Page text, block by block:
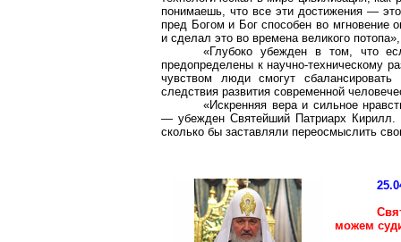
понимаешь, что все эти достижения —
пред Богом и Бог способен во мгновение
и сделал это во времена великого
«Глубоко убежден в том, что
предопределены к научно-техническому
чувством люди смогут
следствия развития современной
«Искренняя вера и сильное
— убежден Святейший Патриарх Кирилл.
сколько бы заставляли переосмыслить
можем